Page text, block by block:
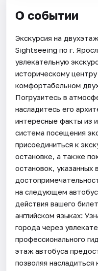
О событии
Экскурсия на
Sightseeing по г.
увлекательную
историческому
комфортабельном
Погрузитесь в
насладитесь его
интересные факты из
система посещения
присоединиться к
остановке, а также
остановок, указанных
на следующем
действия вашего
английском языках:
города через
профессионального
этаж автобуса
позволяя